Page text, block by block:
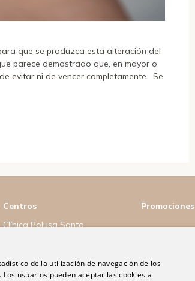
que se produzca esta alteración del
parece demostrado que, en mayor o
evitar ni de vencer completamente. Se
Centros
Clínica Polusa Santo
Quesada
Promociones
de la utilización de navegación de los
usuarios pueden aceptar las cookies a